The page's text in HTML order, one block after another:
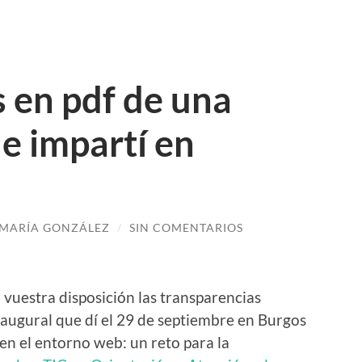
en pdf de una
impartí en
GONZÁLEZ / SIN COMENTARIOS
disposición las transparencias
que dí el 29 de septiembre en Burgos
el entorno web: un reto para la